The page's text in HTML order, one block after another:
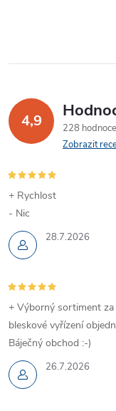
4,9
228
Zobrazit
28.7.2026
+ Rychlost
- Nic
26.7.2026
+ Výborný sortiment za
bleskové vyřízení
Báječný obchod :-)